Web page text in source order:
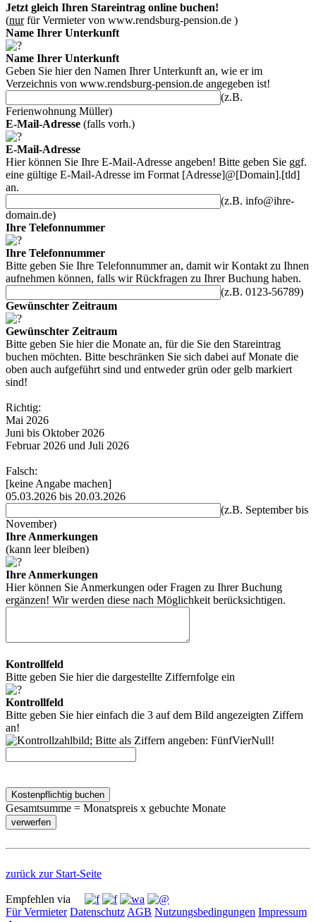
Jetzt gleich Ihren Stareintrag online buchen!
(nurfür Vermieter von www.rendsburg-pension.de )
Name Ihrer Unterkunft
Name Ihrer Unterkunft
Geben Sie hier den Namen Ihrer Unterkunft an, wie er im
Verzeichnis von www.rendsburg-pension.de angegeben ist!
(z.B.
Ferienwohnung Müller)
E-Mail-Adresse (falls vorh.)
E-Mail-Adresse
Hier können Sie Ihre E-Mail-Adresse angeben! Bitte geben Sie ggf.
eine gültige E-Mail-Adresse im Format [Adresse]@[Domain].[tld]
an.
(z.B. info@ihre-
domain.de)
Ihre Telefonnummer
Ihre Telefonnummer
Bitte geben Sie Ihre Telefonnummer an, damit wir Kontakt zu Ihnen
aufnehmen können, falls wir Rückfragen zu Ihrer Buchung haben.
(z.B. 0123-56789)
Gewünschter Zeitraum
Gewünschter Zeitraum
Bitte geben Sie hier die Monate an, für die Sie den Stareintrag
buchen möchten. Bitte beschränken Sie sich dabei auf Monate die
oben auch aufgeführt sind und entweder grün oder gelb markiert
sind!
Richtig:
Mai 2026
Juni bis Oktober 2026
Februar 2026 und Juli 2026
Falsch:
[keine Angabe machen]
05.03.2026 bis 20.03.2026
(z.B. September bis
November)
Ihre Anmerkungen
(kann leer bleiben)
Ihre Anmerkungen
Hier können Sie Anmerkungen oder Fragen zu Ihrer Buchung
ergänzen! Wir werden diese nach Möglichkeit berücksichtigen.
Kontrollfeld
Bitte geben Sie hier die dargestellte Ziffernfolge ein
Kontrollfeld
Bitte geben Sie hier einfach die 3 auf dem Bild angezeigten Ziffern
an!
Kostenpflichtig buchen
Gesamtsumme = Monatspreis x gebuchte Monate
zurück zur Start-Seite
Empfehlen via
Für Vermieter Datenschutz AGB Nutzungsbedingungen Impressum